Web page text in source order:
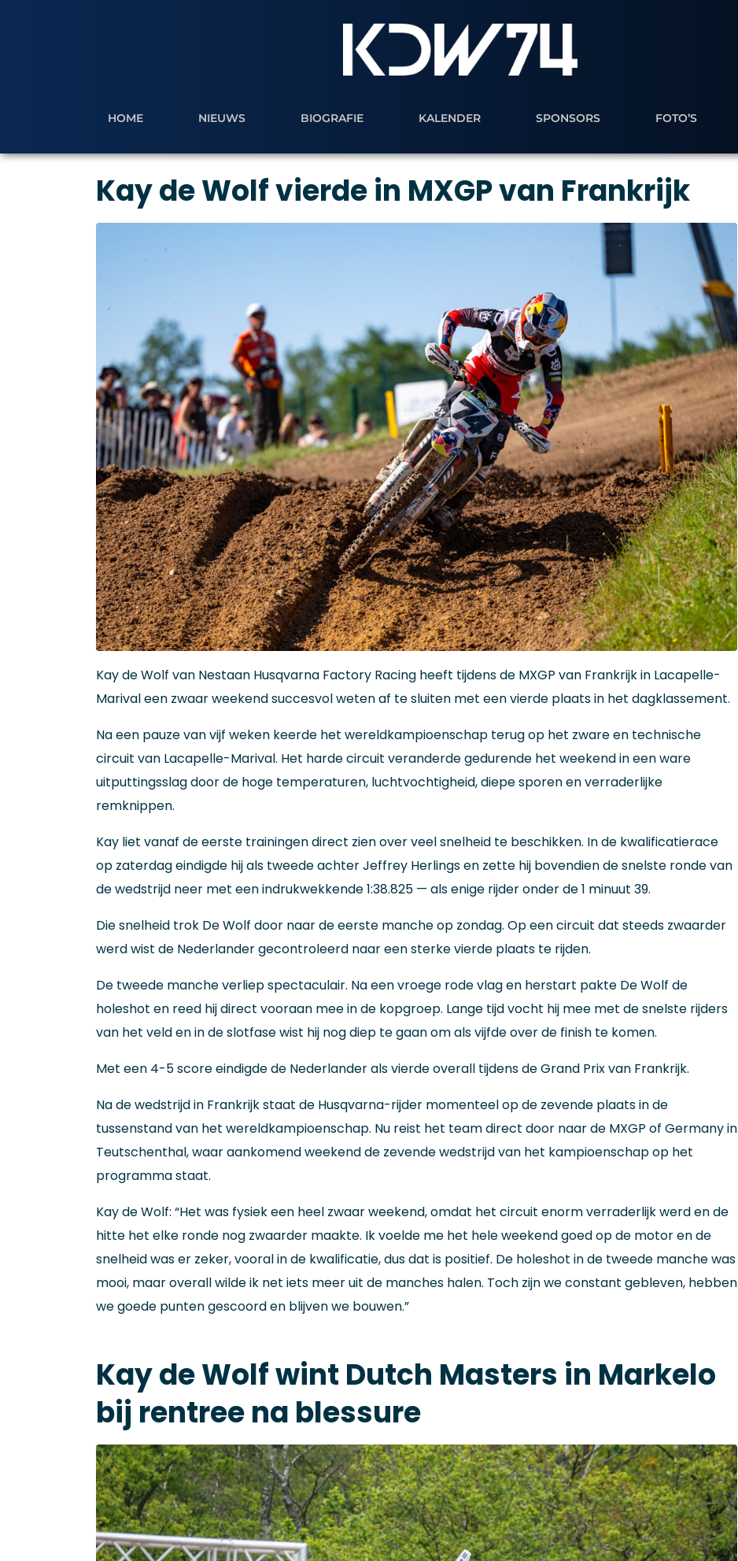
HOME NIEUWS BIOGRAFIE KALENDER SPONSORS FOTO’S
Kay de Wolf vierde in MXGP van Frankrijk
Kay de Wolf van Nestaan Husqvarna Factory Racing heeft tijdens de MXGP van Frankrijk in Lacapelle-
Marival een zwaar weekend succesvol weten af te sluiten met een vierde plaats in het dagklassement.
Na een pauze van vijf weken keerde het wereldkampioenschap terug op het zware en technische
circuit van Lacapelle-Marival. Het harde circuit veranderde gedurende het weekend in een ware
uitputtingsslag door de hoge temperaturen, luchtvochtigheid, diepe sporen en verraderlijke
remknippen.
Kay liet vanaf de eerste trainingen direct zien over veel snelheid te beschikken. In de kwalificatierace
op zaterdag eindigde hij als tweede achter Jeffrey Herlings en zette hij bovendien de snelste ronde van
de wedstrijd neer met een indrukwekkende 1:38.825 — als enige rijder onder de 1 minuut 39.
Die snelheid trok De Wolf door naar de eerste manche op zondag. Op een circuit dat steeds zwaarder
werd wist de Nederlander gecontroleerd naar een sterke vierde plaats te rijden.
De tweede manche verliep spectaculair. Na een vroege rode vlag en herstart pakte De Wolf de
holeshot en reed hij direct vooraan mee in de kopgroep. Lange tijd vocht hij mee met de snelste rijders
van het veld en in de slotfase wist hij nog diep te gaan om als vijfde over de finish te komen.
Met een 4-5 score eindigde de Nederlander als vierde overall tijdens de Grand Prix van Frankrijk.
Na de wedstrijd in Frankrijk staat de Husqvarna-rijder momenteel op de zevende plaats in de
tussenstand van het wereldkampioenschap. Nu reist het team direct door naar de MXGP of Germany in
Teutschenthal, waar aankomend weekend de zevende wedstrijd van het kampioenschap op het
programma staat.
Kay de Wolf: “Het was fysiek een heel zwaar weekend, omdat het circuit enorm verraderlijk werd en de
hitte het elke ronde nog zwaarder maakte. Ik voelde me het hele weekend goed op de motor en de
snelheid was er zeker, vooral in de kwalificatie, dus dat is positief. De holeshot in de tweede manche was
mooi, maar overall wilde ik net iets meer uit de manches halen. Toch zijn we constant gebleven, hebben
we goede punten gescoord en blijven we bouwen.”
Kay de Wolf wint Dutch Masters in Markelo
bij rentree na blessure